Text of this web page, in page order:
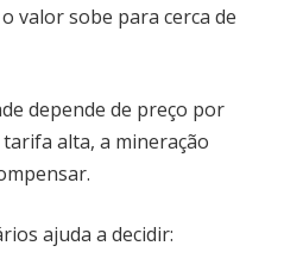
valor sobe para cerca de
depende de preço por
alta, a mineração
ajuda a decidir: